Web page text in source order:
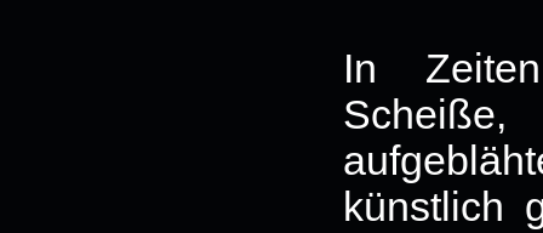
In
künstlich